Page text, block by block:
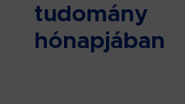
tudomány
hónapjában